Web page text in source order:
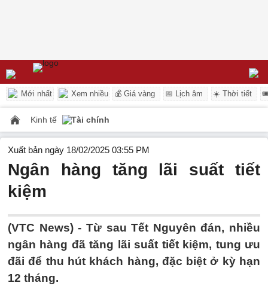
Mới nhất Xem nhiều 💰 Giá vàng 📅 Lịch âm ☀️ Thời tiết
Kinh tế Tài chính
Xuất bản ngày 18/02/2025 03:55 PM
Ngân hàng tăng lãi suất tiết
kiệm
(VTC News) - Từ sau Tết Nguyên đán, nhiều
ngân hàng đã tăng lãi suất tiết kiệm, tung ưu
đãi để thu hút khách hàng, đặc biệt ở kỳ hạn
12 tháng.